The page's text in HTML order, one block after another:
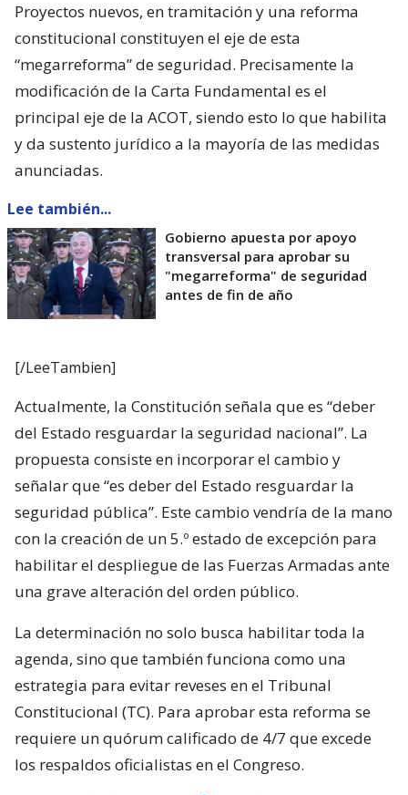
Proyectos nuevos, en tramitación y una reforma
constitucional constituyen el eje de esta
“megarreforma” de seguridad. Precisamente la
modificación de la Carta Fundamental es el
principal eje de la ACOT, siendo esto lo que habilita
y da sustento jurídico a la mayoría de las medidas
anunciadas.
Lee también...
Gobierno apuesta por apoyo
transversal para aprobar su
"megarreforma" de seguridad
antes de fin de año
[/LeeTambien]
Actualmente, la Constitución señala que es “deber
del Estado resguardar la seguridad nacional”. La
propuesta consiste en incorporar el cambio y
señalar que “es deber del Estado resguardar la
seguridad pública”. Este cambio vendría de la mano
con la creación de un 5.º estado de excepción para
habilitar el despliegue de las Fuerzas Armadas ante
una grave alteración del orden público.
La determinación no solo busca habilitar toda la
agenda, sino que también funciona como una
estrategia para evitar reveses en el Tribunal
Constitucional (TC). Para aprobar esta reforma se
requiere un quórum calificado de 4/7 que excede
los respaldos oficialistas en el Congreso.